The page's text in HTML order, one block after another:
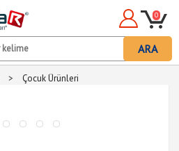
ARA
0
> Çocuk Ürünleri